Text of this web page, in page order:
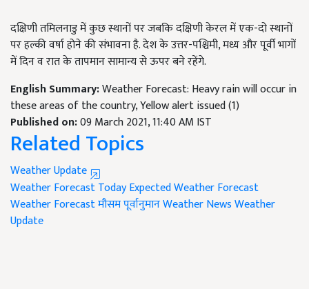
दक्षिणी तमिलनाडु में कुछ स्थानों पर जबकि दक्षिणी केरल में एक-दो स्थानों
पर हल्की वर्षा होने की संभावना है. देश के उत्तर-पश्चिमी, मध्य और पूर्वी भागों
में दिन व रात के तापमान सामान्य से ऊपर बने रहेंगे.
English Summary:Weather Forecast: Heavy rain will occur in
these areas of the country, Yellow alert issued (1)
Published on:09 March 2021, 11:40 AM IST
Related Topics
Weather Update
Weather Forecast TodayExpected Weather Forecast
Weather Forecastमौसम पूर्वानुमानWeather NewsWeather
Update